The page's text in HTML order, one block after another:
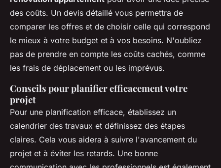
des coûts. Un devis détaillé vous permettra de
comparer les offres et de choisir celle qui correspond
le mieux à votre budget et à vos besoins. N'oubliez
pas de prendre en compte les coûts cachés, comme
les frais de déplacement ou les imprévus.
Conseils pour planifier efficacement votre
projet
Pour une planification efficace, établissez un
calendrier des travaux et définissez des étapes
claires. Cela vous aidera à suivre l'avancement du
projet et à éviter les retards. Une bonne